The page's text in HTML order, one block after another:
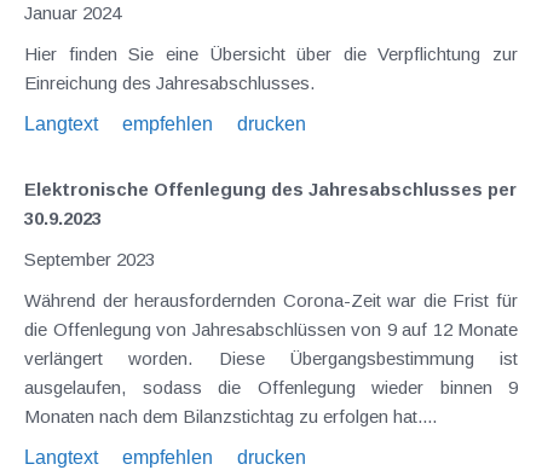
Januar 2024
Hier finden Sie eine Übersicht über die Verpflichtung zur
Einreichung des Jahresabschlusses.
Langtext
empfehlen drucken
Elektronische Offenlegung des Jahresabschlusses per
30.9.2023
September 2023
Während der herausfordernden Corona-Zeit war die Frist für
die Offenlegung von Jahresabschlüssen von 9 auf 12 Monate
verlängert worden. Diese Übergangsbestimmung ist
ausgelaufen, sodass die Offenlegung wieder binnen 9
Monaten nach dem Bilanzstichtag zu erfolgen hat....
Langtext
empfehlen drucken